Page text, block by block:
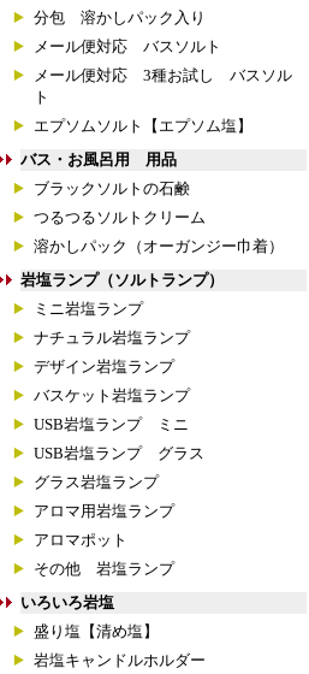
分包 溶かしパック入り
メール便対応 バスソルト
メール便対応 3種お試し バスソル
ト
エプソムソルト【エプソム塩】
バス・お風呂用 用品
ブラックソルトの石鹸
つるつるソルトクリーム
溶かしパック（オーガンジー巾着）
岩塩ランプ（ソルトランプ）
ミニ岩塩ランプ
ナチュラル岩塩ランプ
デザイン岩塩ランプ
バスケット岩塩ランプ
USB岩塩ランプ ミニ
USB岩塩ランプ グラス
グラス岩塩ランプ
アロマ用岩塩ランプ
アロマポット
その他 岩塩ランプ
いろいろ岩塩
盛り塩【清め塩】
岩塩キャンドルホルダー